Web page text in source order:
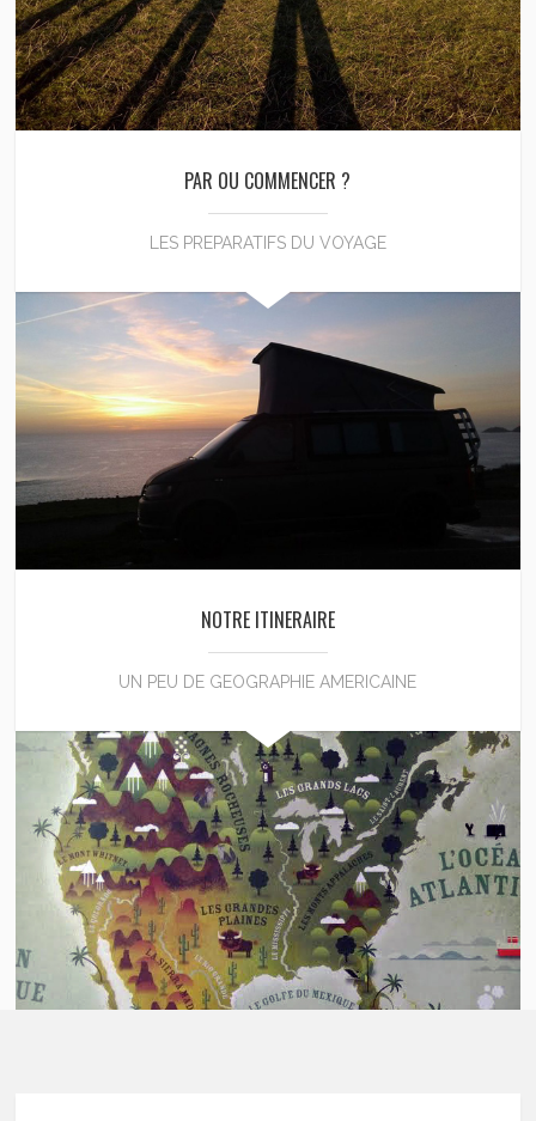
PAR OU COMMENCER ?
LES PREPARATIFS DU VOYAGE
NOTRE ITINERAIRE
UN PEU DE GEOGRAPHIE AMERICAINE